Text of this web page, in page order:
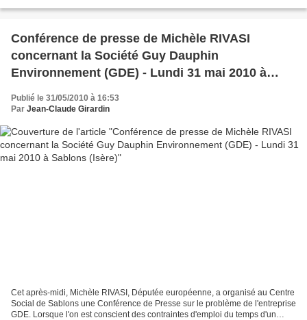
Conférence de presse de Michèle RIVASI
concernant la Société Guy Dauphin
Environnement (GDE) - Lundi 31 mai 2010 à
Sablons (Isère)
Publié le 31/05/2010 à 16:53
Par Jean-Claude Girardin
Cet après-midi, Michèle RIVASI, Députée européenne, a organisé au Centre
Social de Sablons une Conférence de Presse sur le problème de l'entreprise
GDE. Lorsque l'on est conscient des contraintes d'emploi du temps d'un